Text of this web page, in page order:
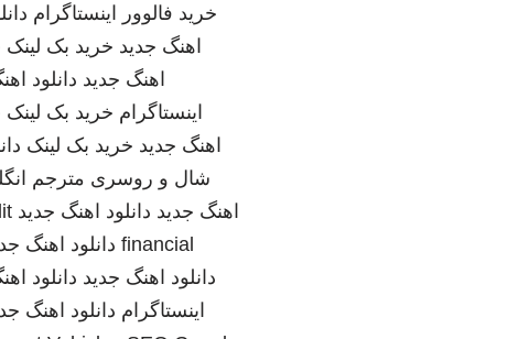
خرید فالوور اینستاگرام
اهنگ جدید خرید بک لینک
اهنگ جدید دانلود
اینستاگرام خرید بک لینک
اهنگ جدید خرید بک لینک
شال و روسری مترجم
اهنگ جدید دانلود اهنگ جدید
financial دانلود اهنگ
دانلود اهنگ جدید دانلود
اینستاگرام دانلود اهنگ